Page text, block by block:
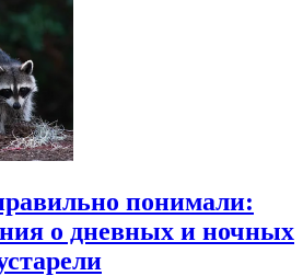
понимали:
о дневных и ночных